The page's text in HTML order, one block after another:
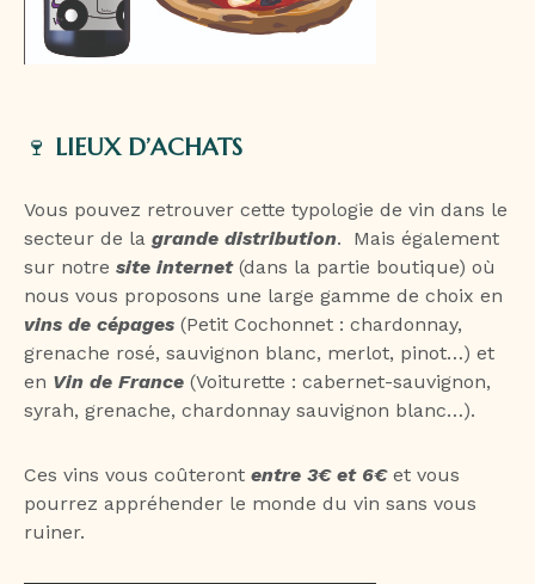
🍷 LIEUX D’ACHATS
Vous pouvez retrouver cette typologie de vin dans le
secteur de la grande distribution. Mais également
sur notre site internet(dans la partie boutique) où
nous vous proposons une large gamme de choix en
vins de cépages (Petit Cochonnet : chardonnay,
grenache rosé, sauvignon blanc, merlot, pinot…) et
en Vin de France (Voiturette : cabernet-sauvignon,
syrah, grenache, chardonnay sauvignon blanc…).
Ces vins vous coûteront entre 3€ et 6€et vous
pourrez appréhender le monde du vin sans vous
ruiner.